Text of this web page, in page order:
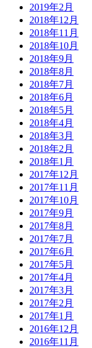
2019年2月
2018年12月
2018年11月
2018年10月
2018年9月
2018年8月
2018年7月
2018年6月
2018年5月
2018年4月
2018年3月
2018年2月
2018年1月
2017年12月
2017年11月
2017年10月
2017年9月
2017年8月
2017年7月
2017年6月
2017年5月
2017年4月
2017年3月
2017年2月
2017年1月
2016年12月
2016年11月